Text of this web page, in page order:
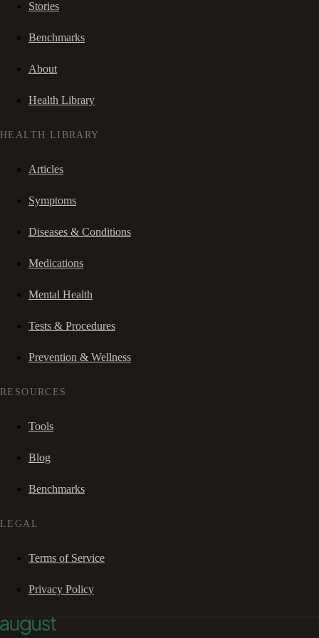
Stories
Benchmarks
About
Health Library
HEALTH LIBRARY
Articles
Symptoms
Diseases & Conditions
Medications
Mental Health
Tests & Procedures
Prevention & Wellness
RESOURCES
Tools
Blog
Benchmarks
LEGAL
Terms of Service
Privacy Policy